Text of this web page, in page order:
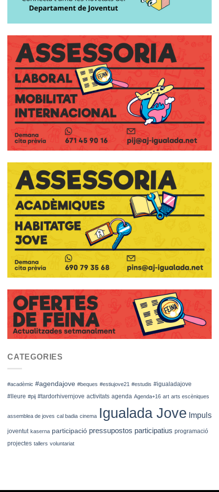
CATEGORIES
#acadèmic #agendajove #beques #estiujove21 #estudis #igualadajove
#lleure #pij #tardorhivernjove activitats agenda Agenda+16 art arts escèniques
assemblea de joves cal badia cinema Igualada Jove Impuls
joventut kaserna participació pressupostos participatius programació
projectes tallers voluntariat